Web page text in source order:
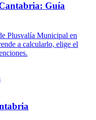
Guía
Plusvalía Municipal en
a calcularlo, elige el